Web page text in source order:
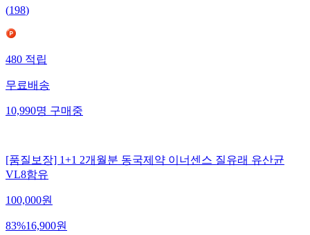
(198)
480 적립
무료배송
10,990명 구매중
[품질보장] 1+1 2개월분 동국제약 이너센스 질유래 유산균
VL8함유
100,000원
83%16,900원